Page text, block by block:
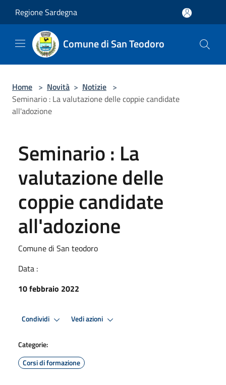
Regione Sardegna
Comune di San Teodoro
Home > Novità > Notizie >
Seminario : La valutazione delle coppie candidate
all'adozione
Seminario : La
valutazione delle
coppie candidate
all'adozione
Comune di San teodoro
Data :
10 febbraio 2022
Condividi Vedi azioni
Categorie:
Corsi di formazione